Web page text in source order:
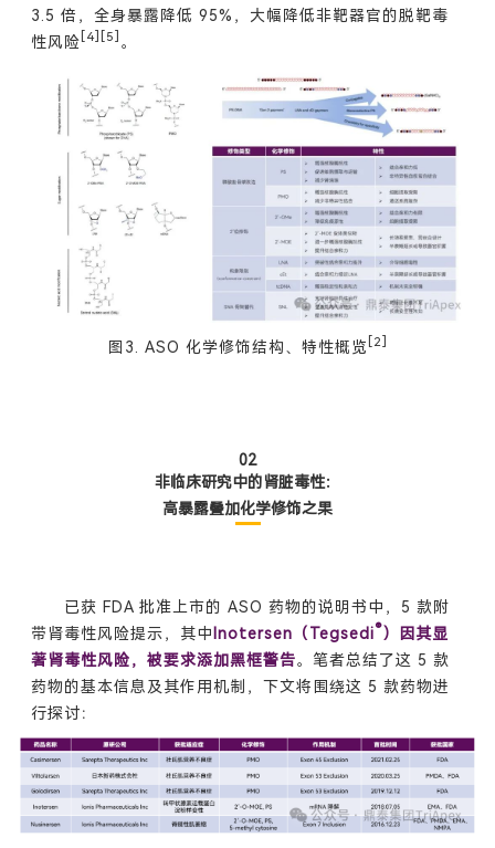
3.5 倍，全身暴露降低 95%，大幅降低非靶器官的脱靶毒
性风险 [4][5] 。
图3. ASO 化学修饰结构、特性概览 [2]
02
非临床研究中的肾脏毒性：
高暴露叠加化学修饰之果
已获 FDA 批准上市的 ASO 药物的说明书中，5 款附
带肾毒性风险提示，其中 Inotersen（Tegsedi®）因其显
著肾毒性风险，被要求添加黑框警告。笔者总结了这 5 款
药物的基本信息及其作用机制，下文将围绕这 5 款药物进
行探讨：